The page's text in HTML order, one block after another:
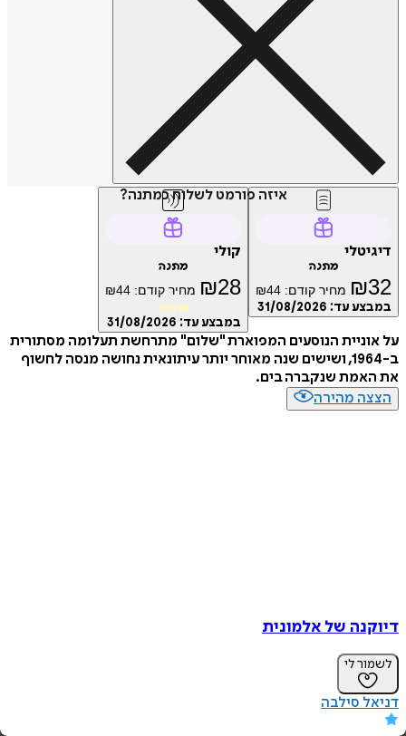
איזה פורמט לשלוח כמתנה?
₪ מחיר קודם: ₪44
עד:31/08/2026
₪ 28 מחיר קודם: ₪44
במבצע עד:31/08/2026
הנוסעים המפוארת "שלום" מתרחשת תעלומה מסתורית
ב-1964, ושישים שנה מאוחר יותר עיתונאית נחושה מנסה לחשוף
שנקברה בים.
מהירה
של אלמונית
לי
סילבה